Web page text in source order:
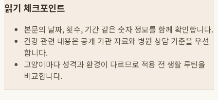
읽기 체크포인트
본문의 날짜, 횟수, 기간 같은 숫자 정보를 함께 확인합니다.
건강 관련 내용은 공개 기관 자료와 병원 상담 기준을 우선
합니다.
고양이마다 성격과 환경이 다르므로 적용 전 생활 루틴을
비교합니다.